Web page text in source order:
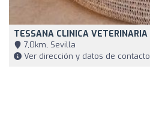
TESSANA CLINICA VETERINARIA
7,0km, Sevilla
Ver dirección y datos de contacto